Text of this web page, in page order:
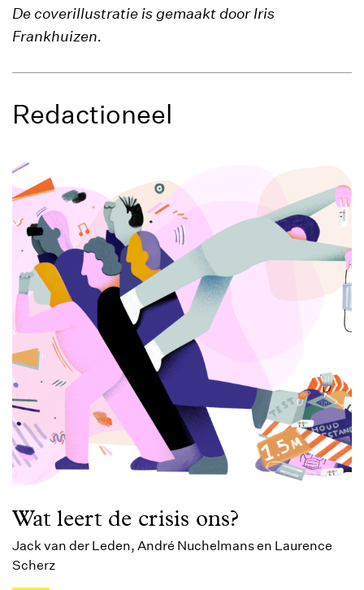
De coverillustratie is gemaakt door Iris
Frankhuizen.
Redactioneel
Wat leert de crisis ons?
Jack van der Leden, André Nuchelmans en Laurence
Scherz